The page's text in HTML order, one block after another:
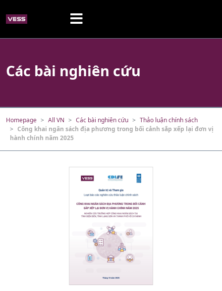
Các bài nghiên cứu
Homepage All VN Các bài nghiên cứu
Thảo luận chính sách
Công khai ngân sách địa phương trong bối cảnh sắp xếp lại đơn vị
hành chính năm 2025